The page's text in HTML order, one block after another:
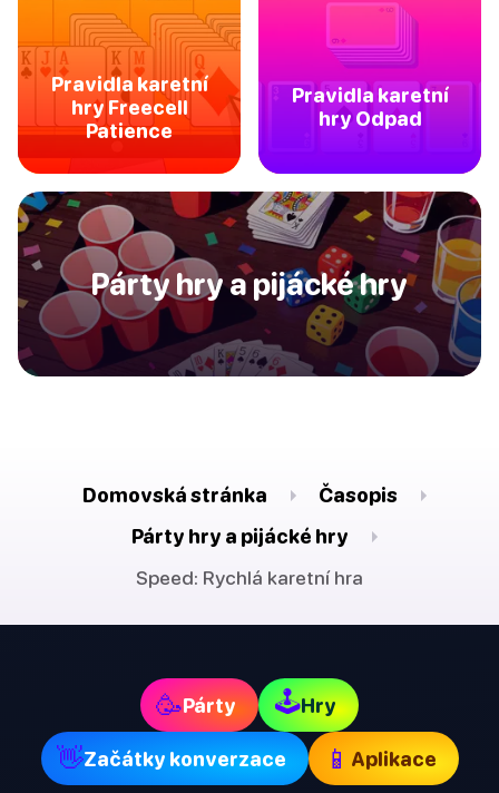
Pravidla karetní
hry Freecell
Patience
Pravidla karetní
hry Odpad
Párty hry a pijácké hry
Domovská stránka
Časopis
Párty hry a pijácké hry
Speed: Rychlá karetní hra
🥳Párty 🕹Hry
👋Začátky konverzace 📱 Aplikace